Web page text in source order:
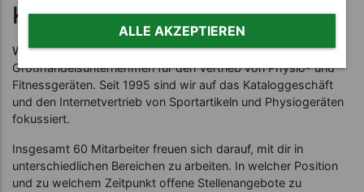
Karriere
Werde Teil von Sport-Tec!Wir sind ein modernes
Großhandelsunternehmen für den Vertrieb von Physio- und
Fitnessgeräten. Seit 1995 sind wir auf das Kataloggeschäft
und den Internetvertrieb von Sportartikeln und Physiogeräten
fokussiert.
Insgesamt 60 Mitarbeiter freuen sich darauf, mit dir in
unterschiedlichen Bereichen zu arbeiten. In welcher Position
und zu welchem Zeitpunkt offene Stellenangebote zu
ALLE AKZEPTIEREN